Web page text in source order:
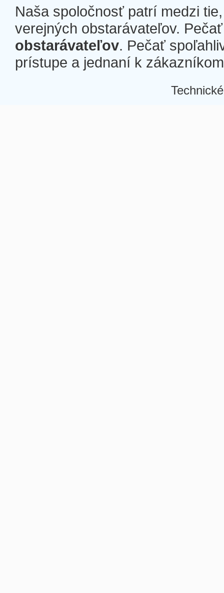
Naša spoločnosť patrí medzi
verejných obstarávateľov.
obstarávateľov. Pečať
prístupe a jednaní k